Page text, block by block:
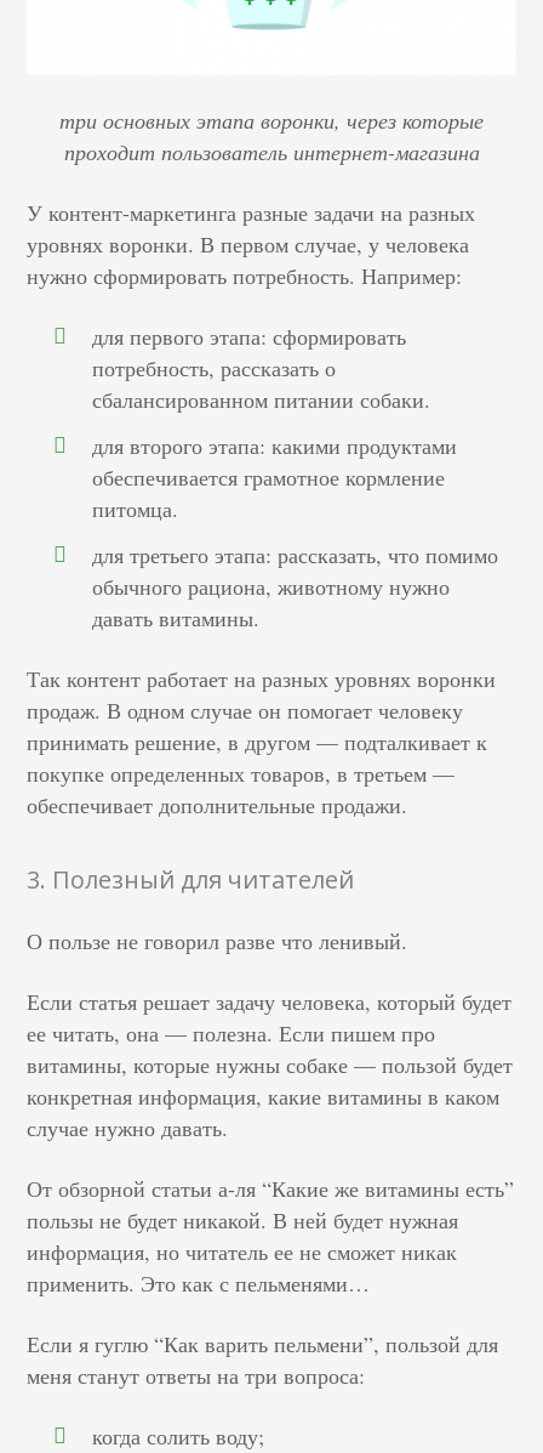
три основных этапа воронки, через которые
проходит пользователь интернет-магазина
У контент-маркетинга разные задачи на разных
уровнях воронки. В первом случае, у человека
нужно сформировать потребность. Например:
для первого этапа: сформировать
потребность, рассказать о
сбалансированном питании собаки.
для второго этапа: какими продуктами
обеспечивается грамотное кормление
питомца.
для третьего этапа: рассказать, что помимо
обычного рациона, животному нужно
давать витамины.
Так контент работает на разных уровнях воронки
продаж. В одном случае он помогает человеку
принимать решение, в другом — подталкивает к
покупке определенных товаров, в третьем —
обеспечивает дополнительные продажи.
3. Полезный для читателей
О пользе не говорил разве что ленивый.
Если статья решает задачу человека, который будет
ее читать, она — полезна. Если пишем про
витамины, которые нужны собаке — пользой будет
конкретная информация, какие витамины в каком
случае нужно давать.
От обзорной статьи а-ля “Какие же витамины есть”
пользы не будет никакой. В ней будет нужная
информация, но читатель ее не сможет никак
применить. Это как с пельменями…
Если я гуглю “Как варить пельмени”, пользой для
меня станут ответы на три вопроса:
когда солить воду;